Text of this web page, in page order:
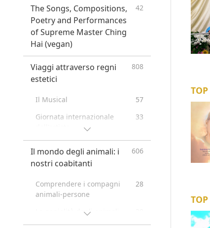
Messaggi dalle celebrità
16
Animali
Cambiamenti climatici
Citazioni
mondo
Fornitori di alimenti vegetali
in tutto il mondo
Rifugi anti soppressione per
Venerated Enlightened
Masters
67
…Nelle Religioni
The Songs, Compositions,
Poetry and Performances
of Supreme Master Ching
Hai (vegan)
42
Viaggi attraverso regni
estetici
808
Il Musical
57
Giornata internazionale
33
Supreme Master Ching Hai
(vegan) and Cherished
A Joyous Holiday
Il mondo degli animali: i
nostri coabitanti
606
Comprendere i compagni
animali-persone
28
La genialità degli animali-
TOP
TOP